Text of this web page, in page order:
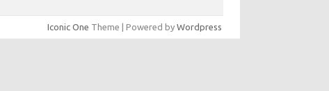
Iconic One Theme | Powered by Wordpress